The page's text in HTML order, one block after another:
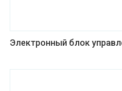
Электронный блок